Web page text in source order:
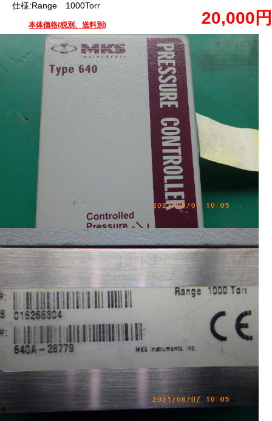
仕様:Range 1000Torr
本体価格(税別、送料別) 20,000円